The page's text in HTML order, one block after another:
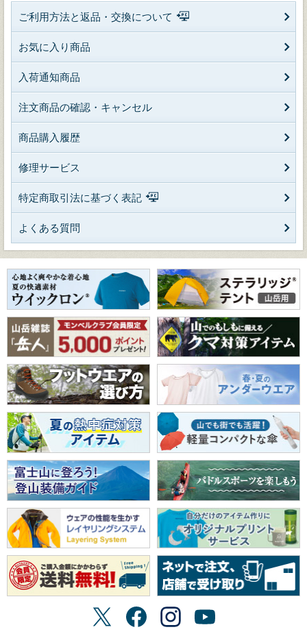
ご利用方法と返品・交換について
お気に入り商品
入荷通知商品
注文商品の確認・キャンセル
商品購入履歴
修理サービス
特定商取引法に基づく表記
よくある質問